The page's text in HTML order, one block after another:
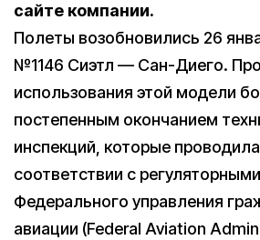
сайте компании.
Полеты возобновились 26
№1146 Сиэтл — Сан-Диего.
использования этой модели
постепенным окончанием
инспекций, которые
соответствии с
Федерального управления
авиации (Federal Aviation